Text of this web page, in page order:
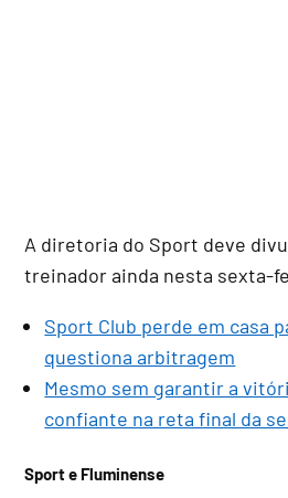
A diretoria do Sport deve
treinador ainda nesta sexta-
Sport Club perde em casa
questiona arbitragem
Mesmo sem garantir a
confiante na reta final da
Sport e Fluminense